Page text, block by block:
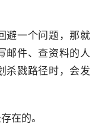
避一个问题，那就
邮件、查资料的人
杀戮路径时，会发
在的。